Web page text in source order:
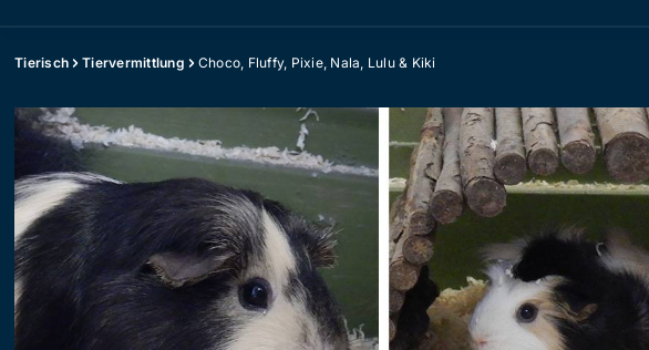
Tierisch Tiervermittlung Choco, Fluffy, Pixie, Nala, Lulu & Kiki